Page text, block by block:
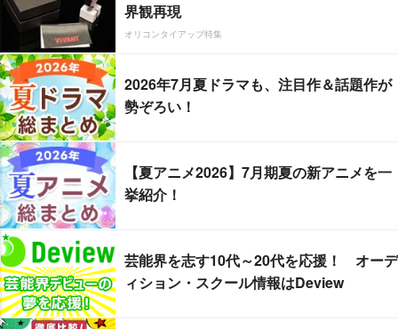
界観再現
オリコンタイアップ特集
2026年7月夏ドラマも、注目作＆話題作が
勢ぞろい！
【夏アニメ2026】7月期夏の新アニメを一
挙紹介！
芸能界を志す10代～20代を応援！ オーデ
ィション・スクール情報はDeview